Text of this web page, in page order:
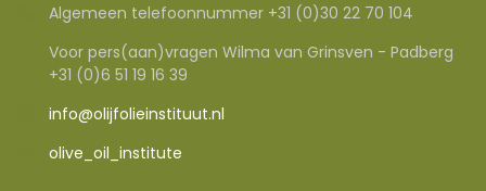
Algemeen telefoonnummer +31 (0)30 22 70 104
Voor pers(aan)vragen Wilma van Grinsven - Padberg
+31 (0)6 51 19 16 39
info@olijfolieinstituut.nl
olive_oil_institute